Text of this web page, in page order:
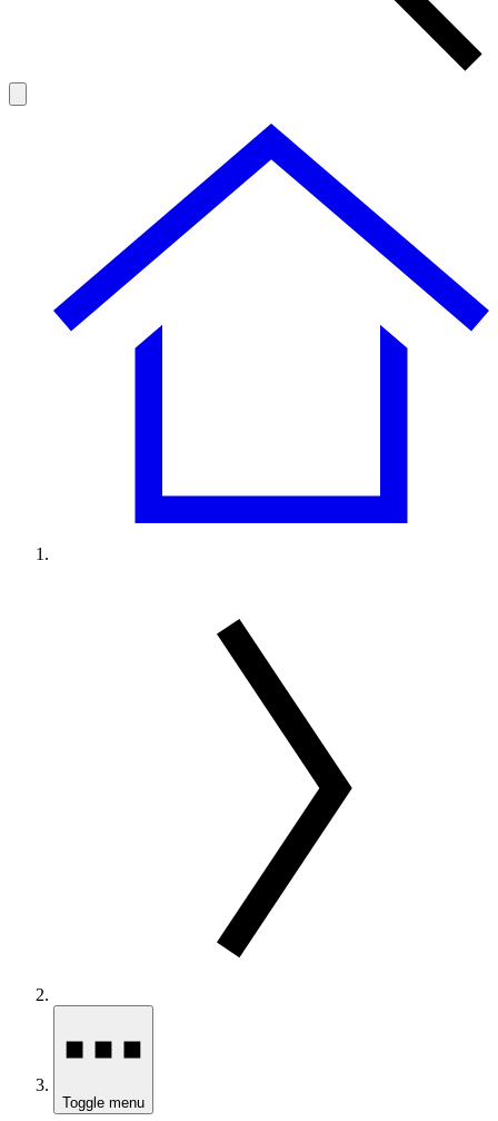
Toggle menu